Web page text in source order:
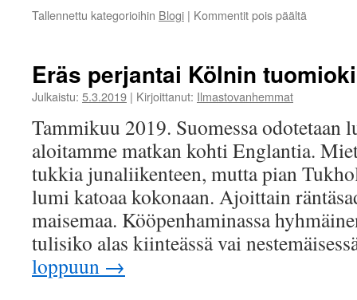
Tallennettu kategorioihin Blogi | Kommentit pois päältä
Eräs perjantai Kölnin
Julkaistu: 5.3.2019 | Kirjoittanut: Ilmastovanhemmat
Tammikuu 2019. Suomessa odotetaan
aloitamme matkan kohti Englantia.
tukkia junaliikenteen, mutta pian
lumi katoaa kokonaan. Ajoittain
maisemaa. Kööpenhaminassa
tulisiko alas kiinteässä vai
loppuun →